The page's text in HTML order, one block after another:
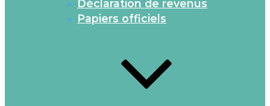
Déclaration de revenus
Papiers officiels